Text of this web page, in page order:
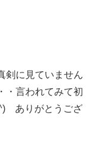
剣に見ていません
・言われてみて初
ありがとうござ